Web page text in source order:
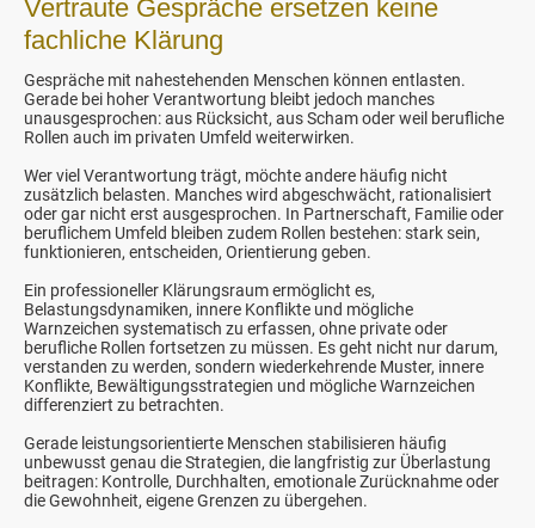
Vertraute Gespräche ersetzen keine
fachliche Klärung
Gespräche mit nahestehenden Menschen können entlasten.
Gerade bei hoher Verantwortung bleibt jedoch manches
unausgesprochen: aus Rücksicht, aus Scham oder weil berufliche
Rollen auch im privaten Umfeld weiterwirken.
Wer viel Verantwortung trägt, möchte andere häufig nicht
zusätzlich belasten. Manches wird abgeschwächt, rationalisiert
oder gar nicht erst ausgesprochen. In Partnerschaft, Familie oder
beruflichem Umfeld bleiben zudem Rollen bestehen: stark sein,
funktionieren, entscheiden, Orientierung geben.
Ein professioneller Klärungsraum ermöglicht es,
Belastungsdynamiken, innere Konflikte und mögliche
Warnzeichen systematisch zu erfassen, ohne private oder
berufliche Rollen fortsetzen zu müssen. Es geht nicht nur darum,
verstanden zu werden, sondern wiederkehrende Muster, innere
Konflikte, Bewältigungsstrategien und mögliche Warnzeichen
differenziert zu betrachten.
Gerade leistungsorientierte Menschen stabilisieren häufig
unbewusst genau die Strategien, die langfristig zur Überlastung
beitragen: Kontrolle, Durchhalten, emotionale Zurücknahme oder
die Gewohnheit, eigene Grenzen zu übergehen.